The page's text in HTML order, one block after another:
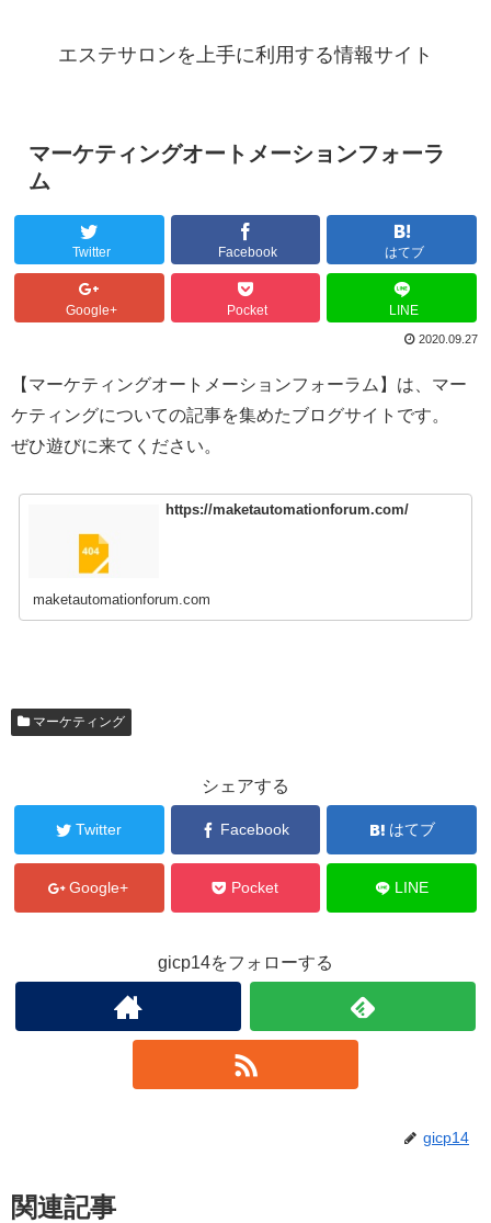
エステサロンを上手に利用する情報サイト
マーケティングオートメーションフォーラ
ム
Twitter Facebook はてブ
Google+ Pocket LINE
2020.09.27
【マーケティングオートメーションフォーラム】は、マー
ケティングについての記事を集めたブログサイトです。
ぜひ遊びに来てください。
https://maketautomationforum.com/
maketautomationforum.com
マーケティング
シェアする
Twitter Facebook はてブ
Google+ Pocket LINE
gicp14をフォローする
gicp14
関連記事